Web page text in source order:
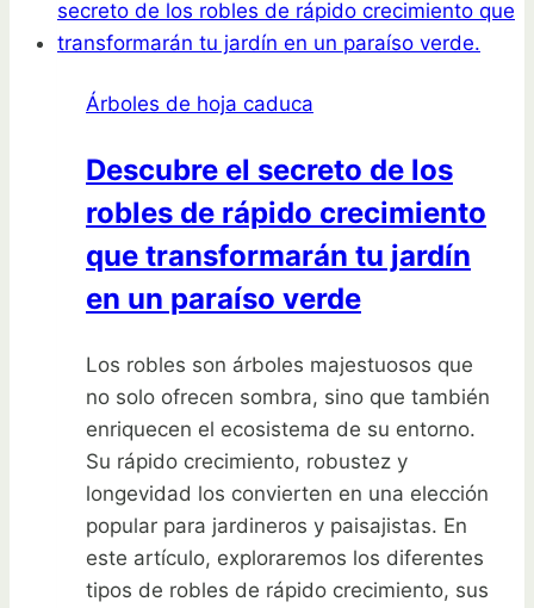
con
éxito
tu
Árboles de hoja caduca
Descubre el secreto de los
robles de rápido crecimiento
que transformarán tu jardín
en un paraíso verde
Los robles son árboles majestuosos que
no solo ofrecen sombra, sino que también
enriquecen el ecosistema de su entorno.
Su rápido crecimiento, robustez y
longevidad los convierten en una elección
popular para jardineros y paisajistas. En
este artículo, exploraremos los diferentes
tipos de robles de rápido crecimiento, sus